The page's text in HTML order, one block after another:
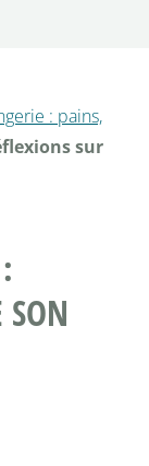
: pains,
sur
SON